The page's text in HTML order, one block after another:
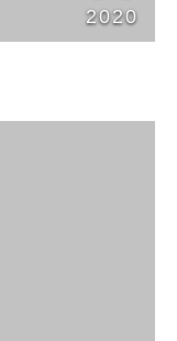
2020